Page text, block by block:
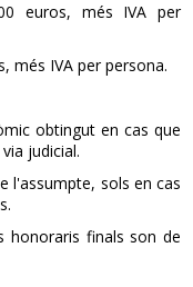
euros, més IVA per
més IVA per persona.
obtingut en cas que
judicial.
l'assumpte, sols en cas
honoraris finals son de